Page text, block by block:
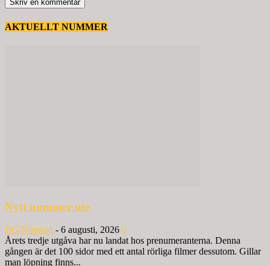
AKTUELLT NUMMER
Nytt nummer ute
BG Nilensjö - 6 augusti, 2026 0
Årets tredje utgåva har nu landat hos prenumeranterna. Denna
gången är det 100 sidor med ett antal rörliga filmer dessutom. Gillar
man löpning finns...